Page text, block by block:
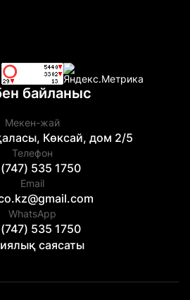
байланыс
Мекен-жай
Көксай, дом 2/5
Телефон
535 1750
Email
WhatsApp
535 1750
саясаты